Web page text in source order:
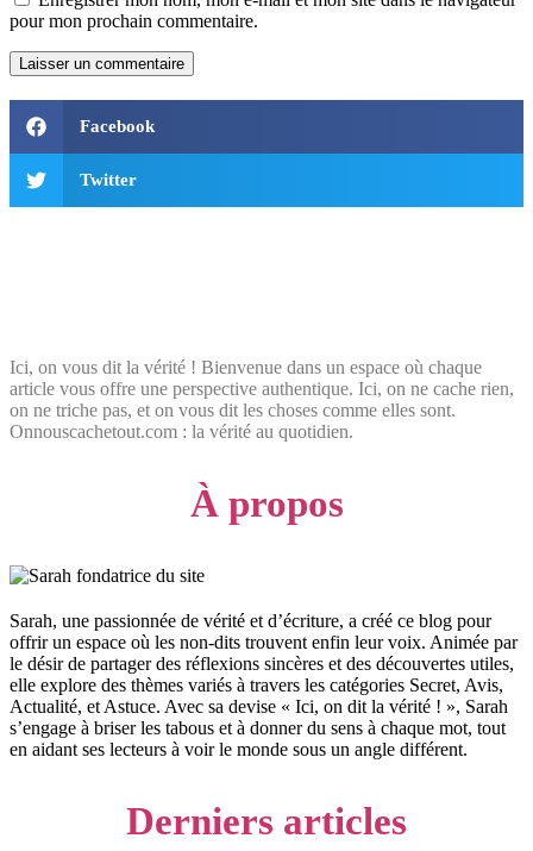
pour mon prochain commentaire.
Facebook
Twitter
Ici, on vous dit la vérité ! Bienvenue dans un espace où chaque
article vous offre une perspective authentique. Ici, on ne cache rien,
on ne triche pas, et on vous dit les choses comme elles sont.
Onnouscachetout.com : la vérité au quotidien.
À propos
Sarah, une passionnée de vérité et d’écriture, a créé ce blog pour
offrir un espace où les non-dits trouvent enfin leur voix. Animée par
le désir de partager des réflexions sincères et des découvertes utiles,
elle explore des thèmes variés à travers les catégories Secret, Avis,
Actualité, et Astuce. Avec sa devise « Ici, on dit la vérité ! », Sarah
s’engage à briser les tabous et à donner du sens à chaque mot, tout
en aidant ses lecteurs à voir le monde sous un angle différent.
Derniers articles